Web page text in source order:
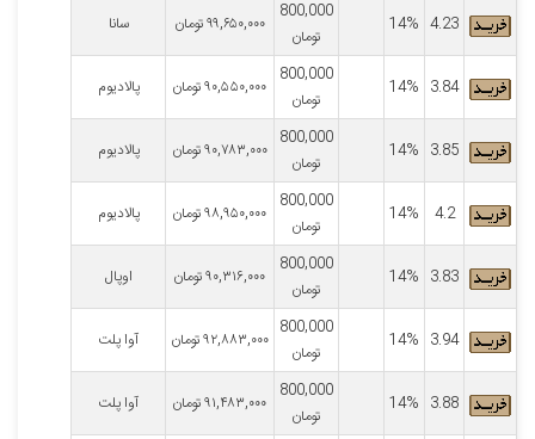
4.23
14%
800,000
تومان
۹۹,۶۵۰,۰۰۰تومان سانا
3.84
14%
800,000
تومان
۹۰,۵۵۰,۰۰۰تومان پالادیوم
3.85
14%
800,000
تومان
۹۰,۷۸۳,۰۰۰تومان پالادیوم
4.2
14%
800,000
تومان
۹۸,۹۵۰,۰۰۰تومان پالادیوم
3.83
14%
800,000
تومان
۹۰,۳۱۶,۰۰۰تومان اوپال
3.94
14%
800,000
تومان
۹۲,۸۸۳,۰۰۰تومان آوا پلت
3.88
14%
800,000
تومان
۹۱,۴۸۳,۰۰۰تومان آوا پلت